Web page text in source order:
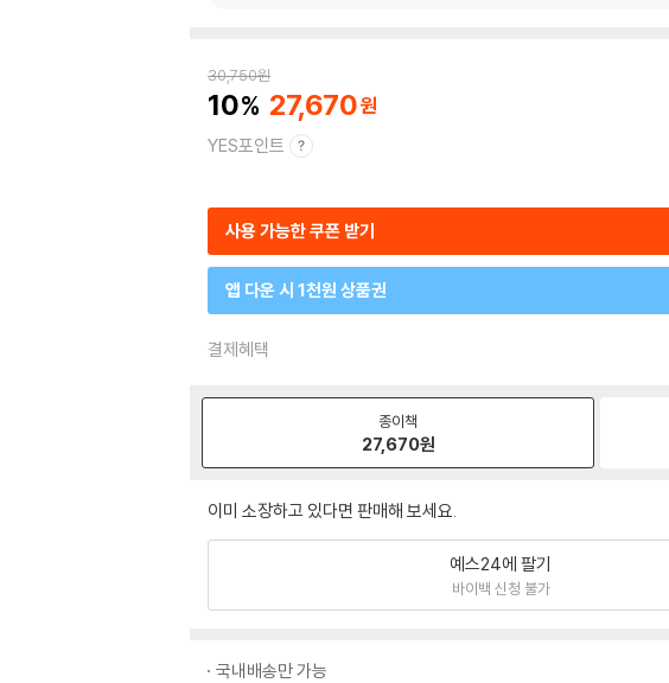
30,750원
10 27,670
YES포인트
사용 가능한 쿠폰 받기
앱 다운 시 1천원 상품권
결제혜택
종이책
27,670원
이미 소장하고 있다면 판매해 보세요.
예스24에 팔기
바이백 신청 불가
국내배송만 가능